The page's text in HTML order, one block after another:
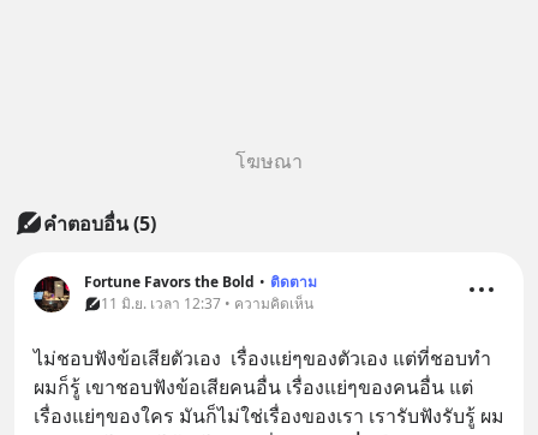
โฆษณา
คำตอบอื่น(5)
Fortune Favors the Bold • ติดตาม
11 มิ.ย. เวลา 12:37 • ความคิดเห็น
ไม่ชอบฟังข้อเสียตัวเอง  เรื่องแย่ๆของตัวเอง แต่ที่ชอบทำ
ผมก็รู้ เขาชอบฟังข้อเสียคนอื่น เรื่องแย่ๆของคนอื่น แต่
เรื่องแย่ๆของใคร มันก็ไม่ใช่เรื่องของเรา เรารับฟังรับรู้ ผม